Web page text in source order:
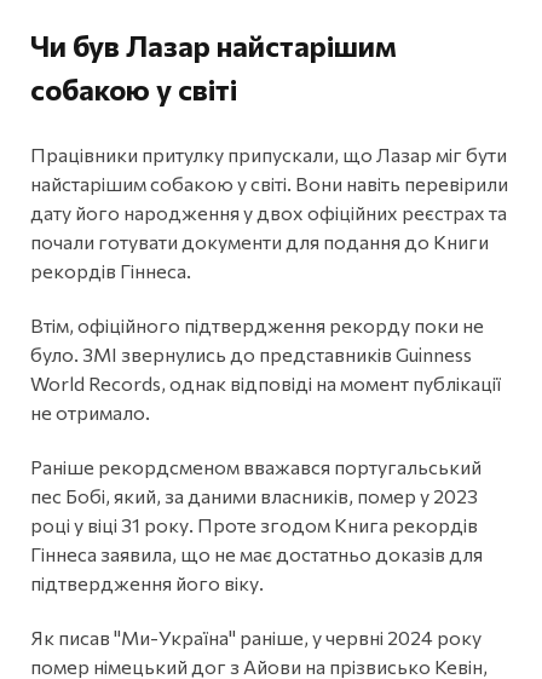
Чи був Лазар найстарішим
собакою у світі
Працівники притулку припускали, що Лазар міг бути
найстарішим собакою у світі. Вони навіть перевірили
дату його народження у двох офіційних реєстрах та
почали готувати документи для подання до Книги
рекордів Гіннеса.
Втім, офіційного підтвердження рекорду поки не
було. ЗМІ звернулись до представників Guinness
World Records, однак відповіді на момент публікації
не отримало.
Раніше рекордсменом вважався португальський
пес Бобі, який, за даними власників, помер у 2023
році у віці 31 року. Проте згодом Книга рекордів
Гіннеса заявила, що не має достатньо доказів для
підтвердження його віку.
Як писав "Ми-Україна" раніше, у червні 2024 року
помер німецький дог з Айови на прізвисько Кевін,